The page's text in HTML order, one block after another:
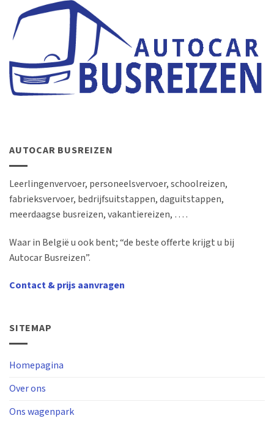
AUTOCAR BUSREIZEN
Leerlingenvervoer, personeelsvervoer, schoolreizen,
fabrieksvervoer, bedrijfsuitstappen, daguitstappen,
meerdaagse busreizen, vakantiereizen, … .
Waar in België u ook bent; “de beste offerte krijgt u bij
Autocar Busreizen”.
Contact & prijs aanvragen
SITEMAP
Homepagina
Over ons
Ons wagenpark